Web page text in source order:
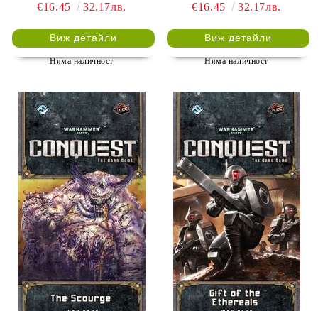
€16.45
32.17лв.
Виж детайли
Няма наличност
€16.45
32.17лв.
Виж детайли
Няма наличност